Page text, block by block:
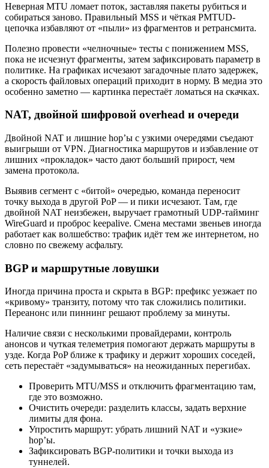
Неверная MTU ломает поток, заставляя пакеты рубиться и
собираться заново. Правильный MSS и чёткая PMTUD-
цепочка избавляют от «пыли» из фрагментов и ретрансмита.
Полезно провести «челночные» тесты с понижением MSS,
пока не исчезнут фрагменты, затем зафиксировать параметр в
политике. На графиках исчезают загадочные плато задержек,
а скорость файловых операций приходит в норму. В медиа это
особенно заметно — картинка перестаёт ломаться на скачках.
NAT, двойной шифровой overhead и очереди
Двойной NAT и лишние hop’ы с узкими очередями съедают
выигрыши от VPN. Диагностика маршрутов и избавление от
лишних «прокладок» часто дают больший прирост, чем
замена протокола.
Выявив сегмент с «битой» очередью, команда переносит
точку выхода в другой PoP — и пики исчезают. Там, где
двойной NAT неизбежен, выручает грамотный UDP‑тайминг
WireGuard и проброс keepalive. Смена местами звеньев иногда
работает как волшебство: трафик идёт тем же интернетом, но
словно по свежему асфальту.
BGP и маршрутные ловушки
Иногда причина проста и скрыта в BGP: префикс уезжает по
«кривому» транзиту, потому что так сложились политики.
Переанонс или пиннинг решают проблему за минуты.
Наличие связи с несколькими провайдерами, контроль
анонсов и чуткая телеметрия помогают держать маршруты в
узде. Когда PoP ближе к трафику и держит хороших соседей,
сеть перестаёт «задумываться» на неожиданных перегибах.
Проверить MTU/MSS и отключить фрагментацию там,
где это возможно.
Очистить очереди: разделить классы, задать верхние
лимиты для фона.
Упростить маршрут: убрать лишний NAT и «узкие»
hop’ы.
Зафиксировать BGP-политики и точки выхода из
туннелей.